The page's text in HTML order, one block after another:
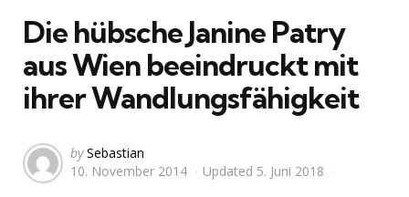
Die hübsche Janine Patry
aus Wien beeindruckt mit
ihrer Wandlungsfähigkeit
Posted
by
by Sebastian
10. November 2014
Updated 5. Juni 2018